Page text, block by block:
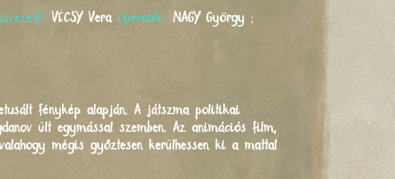
VÉCSY Vera Operatőr: NAGY György ;
fénykép alapján. A játszma politikai
ült egymással szemben. Az animációs film,
mégis győztesen kerülhessen ki a mattal